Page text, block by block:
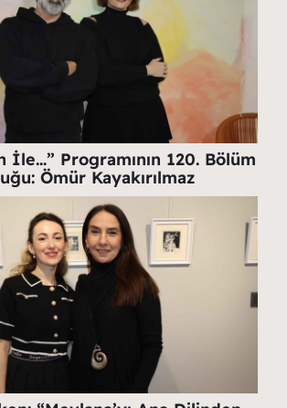
İle…” Programının 120. Bölüm
Ömür Kayakırılmaz